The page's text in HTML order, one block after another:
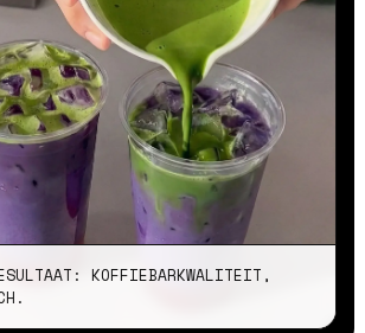
KOFFIEBARKWALITEIT,